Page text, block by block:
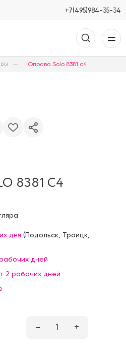
+7(495)984-35-34
Оправа Solo 8381 c4
8381 C4
дня (Подольск Троицк
дней
2 рабочих дней
– 1 +